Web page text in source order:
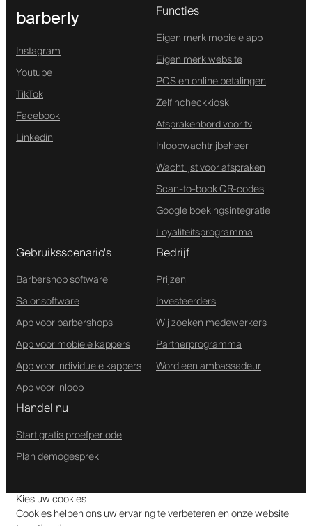
barberly
Instagram
Youtube
TikTok
Facebook
Linkedin
Functies
Eigen merk mobiele app
Eigen merk website
POS en online betalingen
Zelfincheckkiosk
Afsprakenbord voor tv
Inloopwachtrijbeheer
Wachtlijst voor afspraken
Scan-to-book QR-codes
Google boekingsintegratie
Loyaliteitsprogramma
Gebruiksscenario's
Barbershop software
Salonsoftware
App voor barbershops
App voor mobiele kappers
App voor individuele kappers
App voor inloop
Bedrijf
Prijzen
Investeerders
Wij zoeken medewerkers
Partnerprogramma
Word een ambassadeur
Handel nu
Start gratis proefperiode
Plan demogesprek
Kies uw cookies
Cookies helpen ons uw ervaring te verbeteren en onze website